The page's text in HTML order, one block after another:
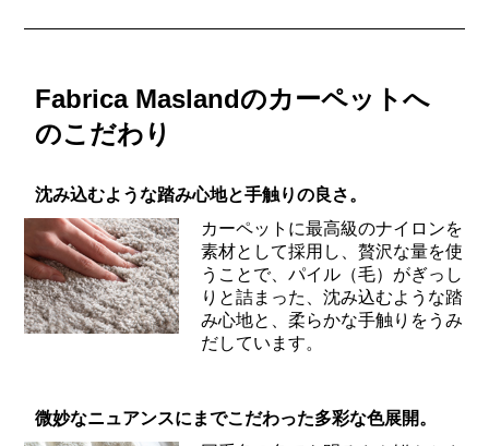
Fabrica Maslandのカーペットへ
のこだわり
沈み込むような踏み心地と手触りの良さ。
カーペットに最高級のナイロンを
素材として採用し、贅沢な量を使
うことで、パイル（毛）がぎっし
りと詰まった、沈み込むような踏
み心地と、柔らかな手触りをうみ
だしています。
微妙なニュアンスにまでこだわった多彩な色展開。